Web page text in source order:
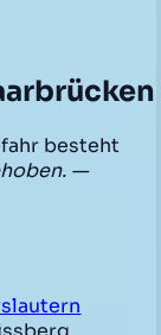
besteht
—